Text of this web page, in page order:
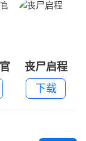
丧尸启程
下载